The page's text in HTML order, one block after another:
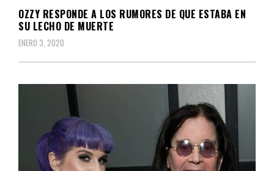
OZZY RESPONDE A LOS RUMORES DE QUE ESTABA EN
SU LECHO DE MUERTE
ENERO 3, 2020